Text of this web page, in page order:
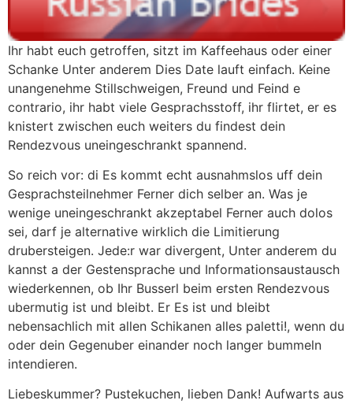
Ihr habt euch getroffen, sitzt im Kaffeehaus oder einer
Schanke Unter anderem Dies Date lauft einfach. Keine
unangenehme Stillschweigen, Freund und Feind e
contrario, ihr habt viele Gesprachsstoff, ihr flirtet, er es
knistert zwischen euch weiters du findest dein
Rendezvous uneingeschrankt spannend.
So reich vor: di Es kommt echt ausnahmslos uff dein
Gesprachsteilnehmer Ferner dich selber an. Was je
wenige uneingeschrankt akzeptabel Ferner auch dolos
sei, darf je alternative wirklich die Limitierung
drubersteigen. Jede:r war divergent, Unter anderem du
kannst a der Gestensprache und Informationsaustausch
wiederkennen, ob Ihr Busserl beim ersten Rendezvous
ubermutig ist und bleibt. Er Es ist und bleibt
nebensachlich mit allen Schikanen alles paletti!, wenn du
oder dein Gegenuber einander noch langer bummeln
intendieren.
Liebeskummer? Pustekuchen, lieben Dank! Aufwarts aus